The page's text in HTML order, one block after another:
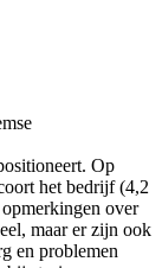
Op
het bedrijf (4,2
over
maar er zijn ook
en problemen